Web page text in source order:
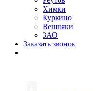
Химки
Куркино
Вешняки
ЗАО
Заказать звонок